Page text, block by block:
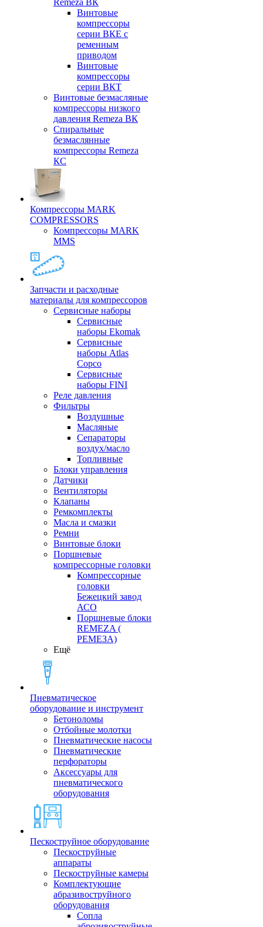
Remeza ВК
Винтовые
компрессоры
серии ВКЕ с
ременным
приводом
Винтовые
компрессоры
серии ВКТ
Винтовые безмасляные
компрессоры низкого
давления Remeza ВК
Спиральные
безмаслянные
компрессоры Remeza
КС
Компрессоры MARK
COMPRESSORS
Компрессоры MARK
MMS
Запчасти и расходные
материалы для компрессоров
Cервисные наборы
Сервисные
наборы Ekomak
Cервисные
наборы Atlas
Copco
Сервисные
наборы FINI
Реле давления
Фильтры
Воздушные
Масляные
Сепараторы
воздух/масло
Топливные
Блоки управления
Датчики
Вентиляторы
Клапаны
Ремкомплекты
Масла и смазки
Ремни
Винтовые блоки
Поршневые
компрессорные головки
Компрессорные
головки
Бежецкий завод
АСО
Поршневые блоки
REMEZA (
РЕМЕЗА)
Ещё
Пневматическое
оборудование и инструмент
Бетоноломы
Отбойные молотки
Пневматические насосы
Пневматические
перфораторы
Аксессуары для
пневматического
оборудования
Пескоструйное оборудование
Пескоструйные
аппараты
Пескоструйные камеры
Комплектующие
абразивоструйного
оборудования
Сопла